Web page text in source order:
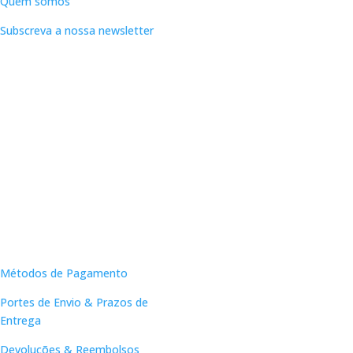
Subscreva a nossa newsletter
Métodos de Pagamento
Portes de Envio & Prazos de
Entrega
Devoluções & Reembolsos